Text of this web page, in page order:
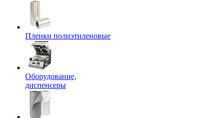
Пленки полиэтиленовые
Оборудование,
диспенсеры